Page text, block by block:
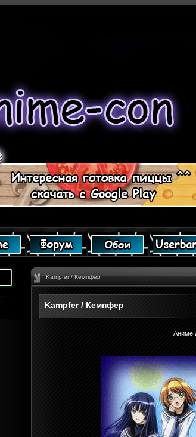
Kampfer / Кемпфер
Kampfer / Кемпфер
Аниме